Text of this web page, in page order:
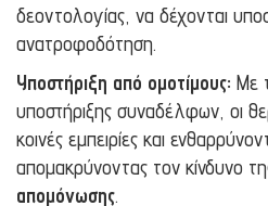
δεοντολογίας, να δέχονται
ανατροφοδότηση.
Υποστήριξη από ομοτίμους: Με
υποστήριξης συναδέλφων, οι
κοινές εμπειρίες και
απομακρύνοντας τον κίνδυνο
απομόνωσης.